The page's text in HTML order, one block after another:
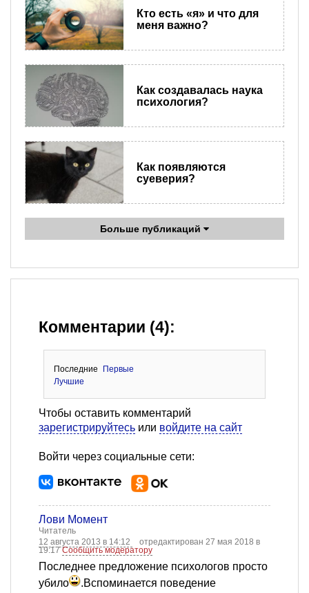
Кто есть «я» и что для
меня важно?
Как создавалась наука
психология?
Как появляются
суеверия?
Больше публикаций
Комментарии (4):
Последние
Первые
Лучшие
Чтобы оставить комментарий
зарегистрируйтесь или войдите на сайт
Войти через социальные сети:
Лови Момент
Читатель
12 августа 2013 в 14:12
отредактирован 27 мая 2018 в
19:17Сообщить модератору
Последнее предложение психологов просто
убило
.Вспоминается поведение